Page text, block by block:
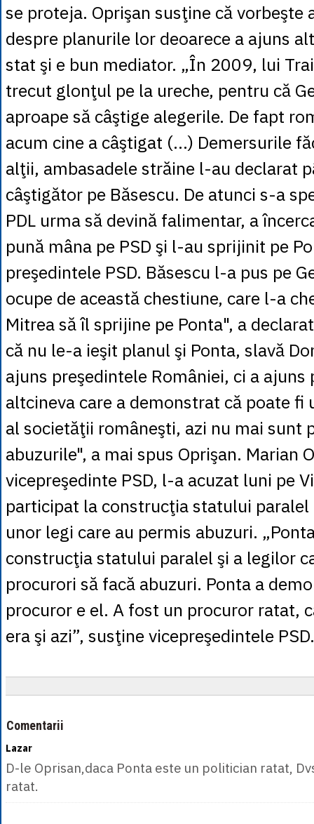
1 RUB= 0.0530
1 SEK = 0.4526
1 TRY = 0.1141
1 UAH = 0.1048
1 XDR = 5.9383
1 ZAR = 0.2318
se proteja. Oprişan susţine că vorbeşte
despre planurile lor deoarece a ajuns
stat şi e bun mediator. „În 2009, lui
trecut glonţul pe la ureche, pentru că
aproape să câştige alegerile. De fapt
acum cine a câştigat (...) Demersurile
alţii, ambasadele străine l-au declarat
câştigător pe Băsescu. De atunci s-a
PDL urma să devină falimentar, a
pună mâna pe PSD şi l-au sprijinit pe
preşedintele PSD. Băsescu l-a pus pe
ocupe de această chestiune, care l-a
Mitrea să îl sprijine pe Ponta", a
că nu le-a ieşit planul şi Ponta, slavă
ajuns preşedintele României, ci a ajuns
altcineva care a demonstrat că poate fi
al societăţii româneşti, azi nu mai sunt
abuzurile", a mai spus Oprişan. Marian
vicepreşedinte PSD, l-a acuzat luni pe
participat la construcţia statului
unor legi care au permis abuzuri.
construcţia statului paralel şi a legilor
procurori să facă abuzuri. Ponta a
procuror e el. A fost un procuror ratat,
era şi azi”, susţine vicepreşedintele PSD.
Comentarii
Lazar
D-le Oprisan,daca Ponta este un politician ratat,
ratat.